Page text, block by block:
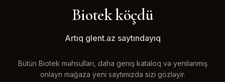
Biotek köçdü
Artıq glent.az saytındayıq
Bütün Biotek məhsulları, daha geniş kataloq və yenilənmiş
onlayn mağaza yeni saytımızda sizi gözləyir.